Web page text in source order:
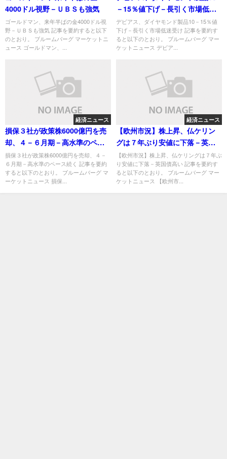
4000ドル視野－ＵＢＳも強気
ゴールドマン、来年半ばの金4000ドル視
野－ＵＢＳも強気 記事を要約すると以下
のとおり。 ブルームバーグ マーケットニ
ュース ゴールドマン、...
－15％値下げ－長引く市場低迷
受け
デビアス、ダイヤモンド製品10－15％値
下げ－長引く市場低迷受け 記事を要約す
ると以下のとおり。 ブルームバーグ マー
ケットニュース デビア...
経済ニュース
損保３社が政策株6000億円を売
却、４－６月期－高水準のペー
ス続く
損保３社が政策株6000億円を売却、４－
６月期－高水準のペース続く 記事を要約
すると以下のとおり。 ブルームバーグ マ
ーケットニュース 損保...
経済ニュース
【欧州市況】株上昇、仏ケリン
グは７年ぶり安値に下落－英国
債高い
【欧州市況】株上昇、仏ケリングは７年ぶ
り安値に下落－英国債高い 記事を要約す
ると以下のとおり。 ブルームバーグ マー
ケットニュース 【欧州市...